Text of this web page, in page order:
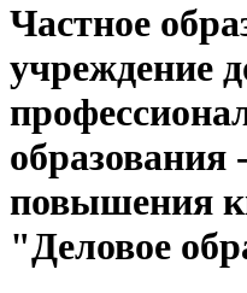
Частное
учреждение
образования
повышения
"Деловое